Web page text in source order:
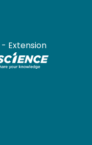
- Extension